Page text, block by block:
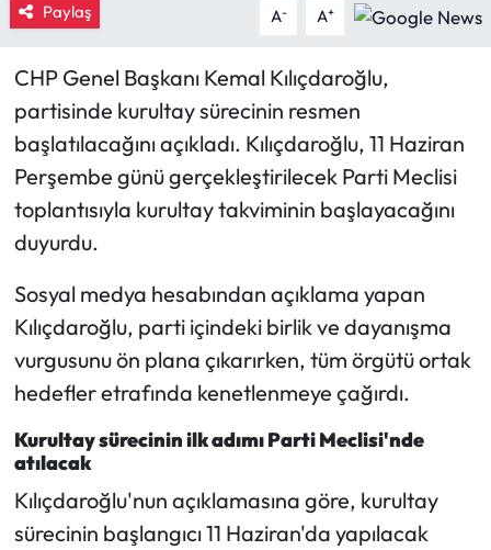
Paylaş A- A+
CHP Genel Başkanı Kemal Kılıçdaroğlu,
partisinde kurultay sürecinin resmen
başlatılacağını açıkladı. Kılıçdaroğlu, 11 Haziran
Perşembe günü gerçekleştirilecek Parti Meclisi
toplantısıyla kurultay takviminin başlayacağını
duyurdu.
Sosyal medya hesabından açıklama yapan
Kılıçdaroğlu, parti içindeki birlik ve dayanışma
vurgusunu ön plana çıkarırken, tüm örgütü ortak
hedefler etrafında kenetlenmeye çağırdı.
Kurultay sürecinin ilk adımı Parti Meclisi'nde
atılacak
Kılıçdaroğlu'nun açıklamasına göre, kurultay
sürecinin başlangıcı 11 Haziran'da yapılacak
Kimdir?
Kültür Sanat
Laçin Haberleri
Magazin
Mecitözü Haberleri
Oğuzlar Haberleri
Ortaköy Haberleri
Resmi İlan